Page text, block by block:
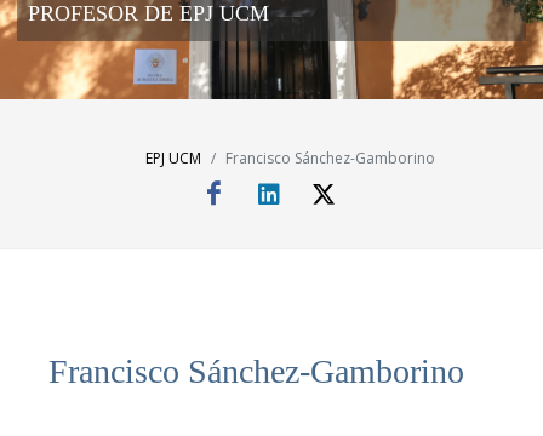
PROFESOR DE EPJ UCM
EPJ UCM Francisco Sánchez-Gamborino
Francisco Sánchez-Gamborino